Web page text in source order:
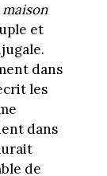
maison
et
dans
les
dans
de